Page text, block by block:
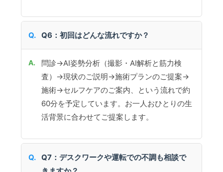
Q6：初回はどんな流れですか？
問診→AI姿勢分析（撮影・AI解析と筋力検
査）→現状のご説明→施術プランのご提案→
施術→セルフケアのご案内、という流れで約
60分を予定しています。お一人おひとりの生
活背景に合わせてご提案します。
Q7：デスクワークや運転での不調も相談で